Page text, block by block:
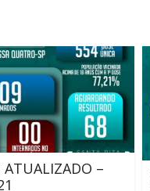
ATUALIZADO –